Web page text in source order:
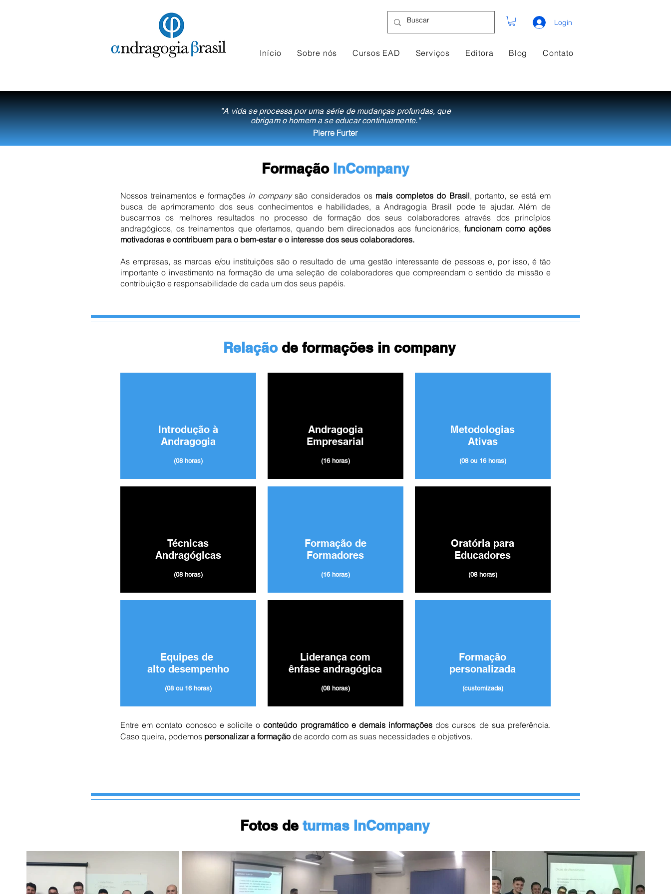
Login
Início Sobre nós Cursos EAD Serviços Editora Blog Contato
"A vida se processa por uma série de mudanças profundas, que
obrigam o homem a se educar continuamente."
Pierre Furter
Formação InCompany
Nossos treinamentos e formações in companysão considerados os mais completos do Brasil, portanto, se está em
busca de aprimoramento dos seus conhecimentos e habilidades, a Andragogia Brasil pode te ajudar. Além de
buscarmos os melhores resultados no processo de formação dos seus colaboradores através dos princípios
andragógicos, os treinamentos que ofertamos, quando bem direcionados aos funcionários, funcionam como ações
motivadoras e contribuem para o bem-estar e o interesse dos seus colaboradores.
As empresas, as marcas e/ou instituições são o resultado de uma gestão interessante de pessoas e, por isso, é tão
importante o investimento na formação de uma seleção de colaboradores que compreendam o sentido de missão e
contribuição e responsabilidade de cada um dos seus papéis.
Relação de formações in company
Introdução à
Andragogia
(08 horas)
Técnicas
Andragógicas
(08 horas)
Equipes de
alto desempenho
(08 ou 16 horas)
Andragogia
Empresarial
(16 horas)
Formação de
Formadores
(16 horas)
Liderança com
ênfase andragógica
(08 horas)
Metodologias
Ativas
(08 ou 16 horas)
Oratória para
Educadores
(08 horas)
Formação
personalizada
(customizada)
Entre em contato conosco e solicite oconteúdo programático e demais informações dos cursos de sua preferência.
Caso queira, podemos personalizar a formação de acordo com as suas necessidades e objetivos.
Fotos de turmas InCompany